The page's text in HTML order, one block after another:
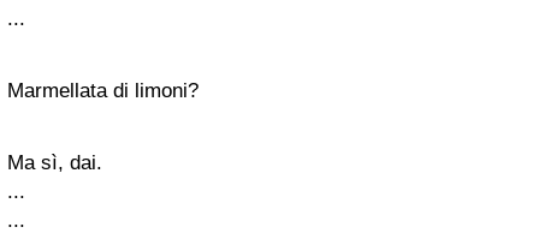
...
Marmellata di limoni?
Ma sì, dai.
...
...